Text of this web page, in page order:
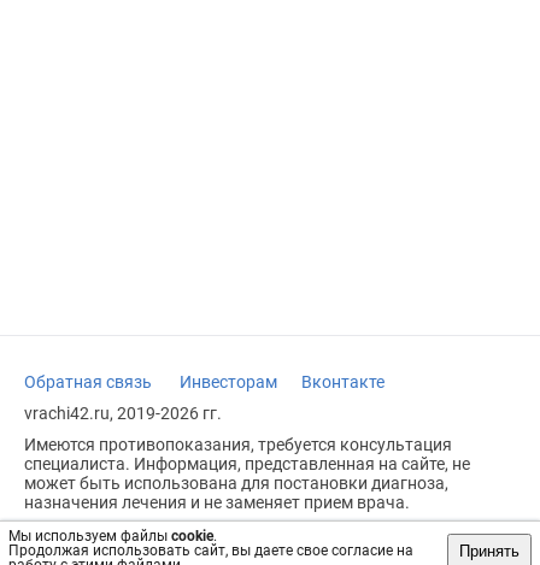
Мы используем файлы cookie.
Продолжая использовать сайт, вы даете свое согласие на
Принять
Обратная связь Инвесторам
Вконтакте
vrachi42.ru, 2019-2026 гг.
Имеются противопоказания, требуется консультация
специалиста. Информация, представленная на сайте, не
может быть использована для постановки диагноза,
назначения лечения и не заменяет прием врача.
Возрастное ограничение: 18+